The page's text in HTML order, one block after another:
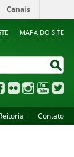
MAPA DO SITE
Canais
Facebook
Flickr InstagramYouTube
Contato